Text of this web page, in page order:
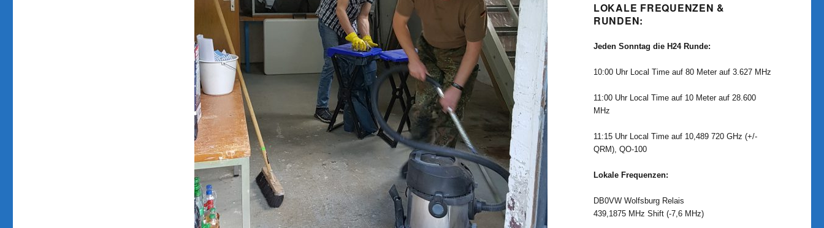
LOKALE FREQUENZEN &
RUNDEN:
Jeden Sonntag die H24 Runde:
10:00 Uhr Local Time auf 80 Meter auf 3.627 MHz
11:00 Uhr Local Time auf 10 Meter auf 28.600
MHz
11:15 Uhr Local Time auf 10,489 720 GHz (+/-
QRM), QO-100
Lokale Frequenzen:
DB0VW Wolfsburg Relais
439,1875 MHz Shift (-7,6 MHz)